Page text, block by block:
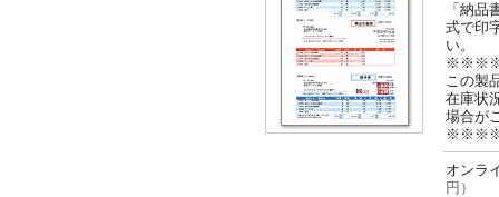
「納
式で印
い。
この製
在庫状
場合が
オン
円）